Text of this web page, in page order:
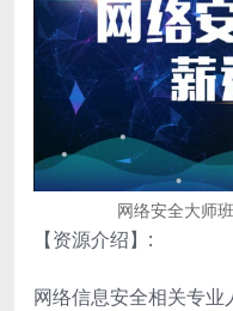
网络安全大师
【资源介绍】 :
网络信息安全相关专